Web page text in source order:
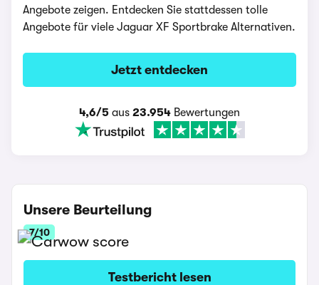
Angebote zeigen. Entdecken Sie stattdessen tolle
Angebote für viele Jaguar XF Sportbrake Alternativen.
Jetzt entdecken
4,6/5 aus 23.954 Bewertungen
Unsere Beurteilung
7/10
Testbericht lesen